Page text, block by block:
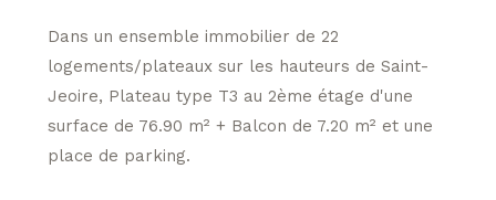
Dans un ensemble immobilier de 22
logements/plateaux sur les hauteurs de Saint-
Jeoire, Plateau type T3 au 2ème étage d'une
surface de 76.90 m² + Balcon de 7.20 m² et une
place de parking.